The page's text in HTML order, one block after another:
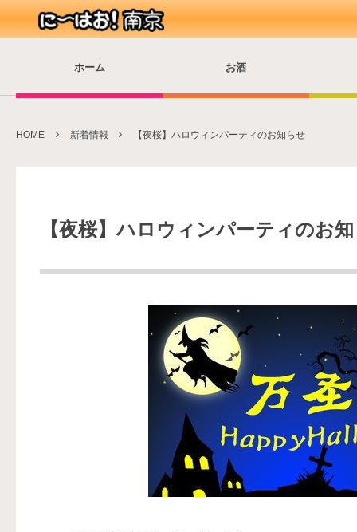
ホーム お酒
HOME 新着情報 【夜桜】ハロウィンパーティのお知らせ
【夜桜】ハロウィンパーティのお